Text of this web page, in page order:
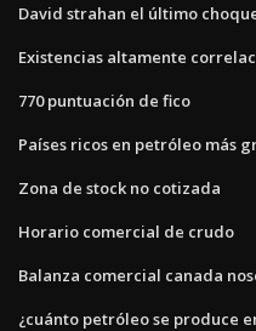
David strahan el último
Existencias altamente
770 puntuación de fico
Países ricos en petróleo más
Zona de stock no cotizada
Horario comercial de crudo
Balanza comercial canada
¿cuánto petróleo se produce